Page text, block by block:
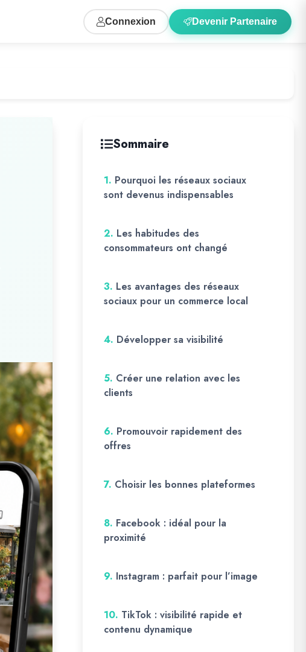
Connexion Devenir Partenaire
Sommaire
1. Pourquoi les réseaux sociaux
sont devenus indispensables
2. Les habitudes des
consommateurs ont changé
3. Les avantages des réseaux
sociaux pour un commerce local
4. Développer sa visibilité
5. Créer une relation avec les
clients
6. Promouvoir rapidement des
offres
7. Choisir les bonnes plateformes
8. Facebook : idéal pour la
proximité
9. Instagram : parfait pour l’image
10. TikTok : visibilité rapide et
contenu dynamique